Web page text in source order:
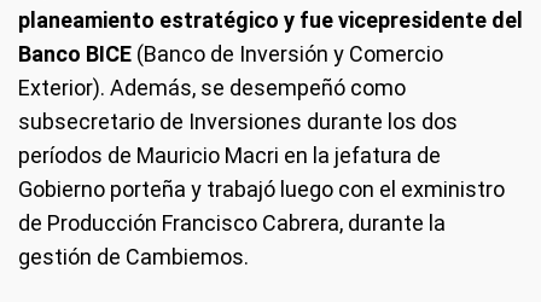
planeamiento estratégico y fue vicepresidente del
Banco BICE (Banco de Inversión y Comercio
Exterior). Además, se desempeñó como
subsecretario de Inversiones durante los dos
períodos de Mauricio Macri en la jefatura de
Gobierno porteña y trabajó luego con el exministro
de Producción Francisco Cabrera, durante la
gestión de Cambiemos.